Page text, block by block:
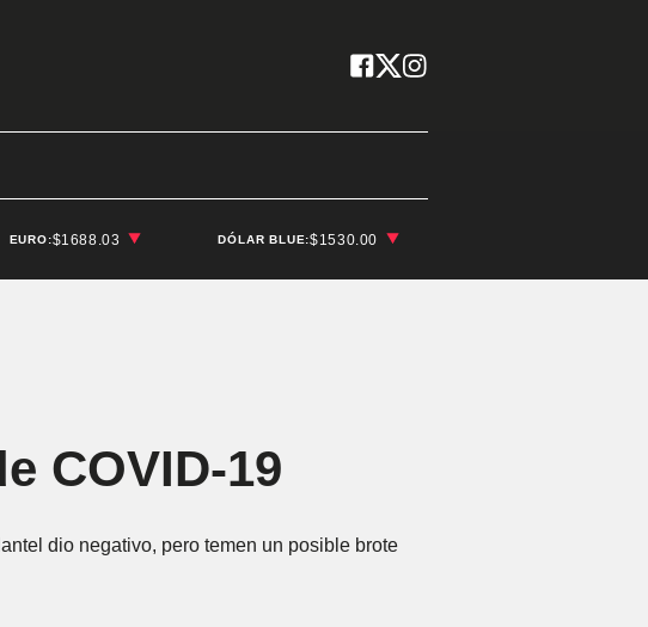
EURO:$1688.03 DÓLAR BLUE:$1530.00
COVID-19
dio negativo, pero temen un posible brote